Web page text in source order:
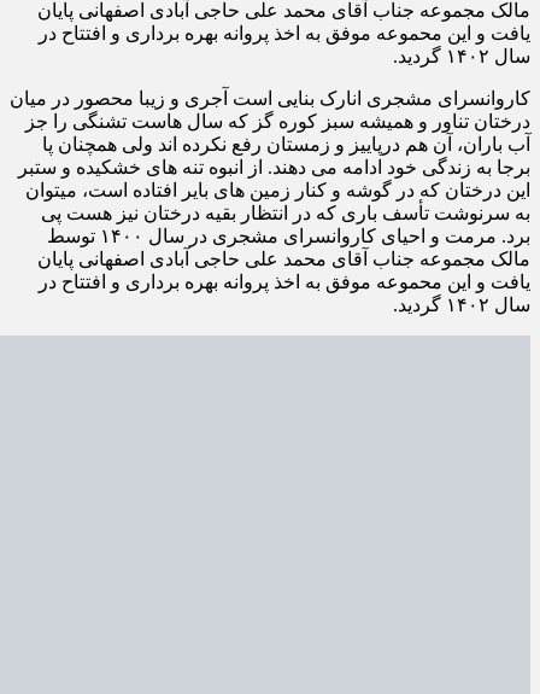
مالک مجموعه جناب آقای محمد علی حاجی آبادی اصفهانی پایان
یافت و این محموعه موفق به اخذ پروانه بهره برداری و افتتاح در
سال ۱۴۰۲ گردید.
کاروانسرای مشجری انارک بنایی است آجری و زیبا محصور در میان
درختان تناور و همیشه سبز کوره گز که سال هاست تشنگی را جز
آب باران، آن هم درپاییز و زمستان رفع نکرده اند ولی همچنان پا
برجا به زندگی خود ادامه می دهند. از انبوه تنه های خشکیده و ستبر
این درختان که در گوشه و کنار زمین های بایر افتاده است، میتوان
به سرنوشت تأسف باری که در انتظار بقیه درختان نیز هست پی
برد. مرمت و احیای کاروانسرای مشجری در سال ۱۴۰۰ توسط
مالک مجموعه جناب آقای محمد علی حاجی آبادی اصفهانی پایان
یافت و این محموعه موفق به اخذ پروانه بهره برداری و افتتاح در
سال ۱۴۰۲ گردید.